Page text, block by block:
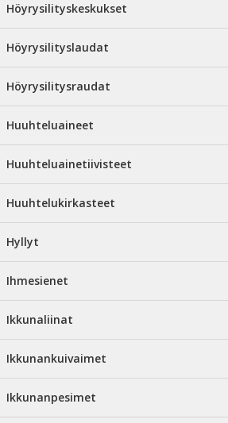
Höyrysilityskeskukset
Höyrysilityslaudat
Höyrysilitysraudat
Huuhteluaineet
Huuhteluainetiivisteet
Huuhtelukirkasteet
Hyllyt
Ihmesienet
Ikkunaliinat
Ikkunankuivaimet
Ikkunanpesimet